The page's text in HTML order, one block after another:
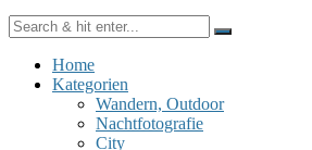
Home
Kategorien
Wandern, Outdoor
Nachtfotografie
City